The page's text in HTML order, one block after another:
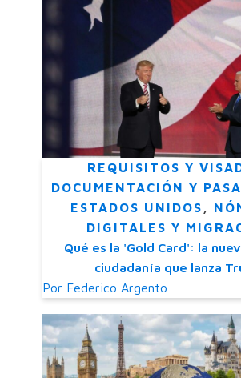
REQUISITOS Y
DOCUMENTACIÓN Y
ESTADOS UNIDOS
DIGITALES Y
Qué es la 'Gold Card': la
ciudadanía que lanza
Por Federico Argento